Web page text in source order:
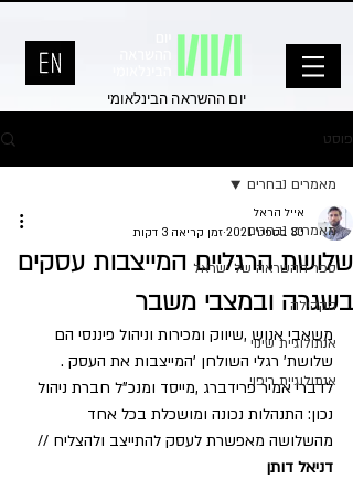
יום ההשראה הבינלאומי
פוסט
מאמרים נבחרים
ספר ההשראה של ישראל
הקהילה
אנתולוגיית שינוי
אנתולוגיית ריפוי
מאמרים נבחרים
שלושת הרגליים המייצבות עסקים
בשגרה ובמצבי משבר
אייל הראל
30 בספט׳ 2021
זמן קריאה 3 דקות
‬שלושת‭ ‬‮'‬רגלי‭ ‬השולחן‮'‬‭ ‬המייצבות‭ ‬את‭ ‬העסק‭.
‬מהשלושה‭ ‬מאפשרת‭ ‬לעסק‭ ‬להתייצב‭ ‬ולהצליח‭ //
דניאל‭ ‬דותן